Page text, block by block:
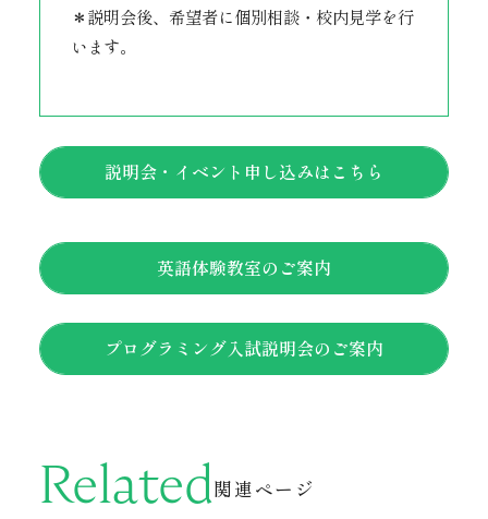
＊説明会後、希望者に個別相談・校内見学を行
います。
説明会・イベント申し込みはこちら
英語体験教室のご案内
プログラミング入試説明会のご案内
Related関連ページ